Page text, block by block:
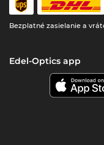
Bezplatné zasielanie a
Edel-Optics app